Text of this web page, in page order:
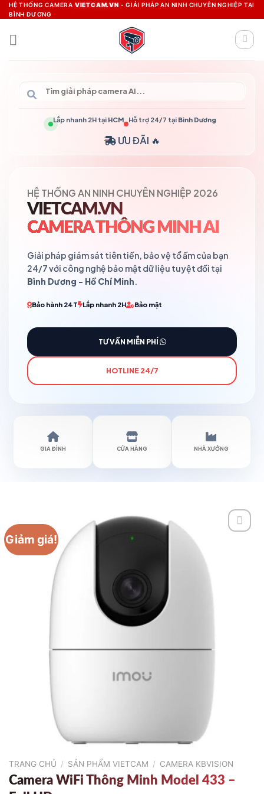
Skip
to
content
HỆ THỐNG CAMERA VIETCAM.VN - GIẢI PHÁP AN NINH CHUYÊN NGHIỆP TẠI
BÌNH DƯƠNG
Lắp nhanh 2H tại HCM Hỗ trợ 24/7 tại Bình Dương
ƯU ĐÃI 🔥
HỆ THỐNG AN NINH CHUYÊN NGHIỆP 2026
VIETCAM.VN
CAMERA THÔNG MINH AI
Giải pháp giám sát tiên tiến, bảo vệ tổ ấm của bạn
24/7 với công nghệ bảo mật dữ liệu tuyệt đối tại
Bình Dương - Hồ Chí Minh.
Bảo hành 24T Lắp nhanh 2H Bảo mật
TƯ VẤN MIỄN PHÍ
HOTLINE 24/7
GIA ĐÌNH CỬA HÀNG NHÀ XƯỞNG
Giảm giá!
TRANG CHỦ / SẢN PHẨM VIETCAM / CAMERA KBVISION
Camera WiFi Thông Minh Model 433 –